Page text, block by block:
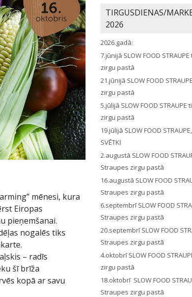
mēnesi, kura
Eiropas
pieņemšanai.
nogalēs tiks
– radīs
šī brīža
kopā ar savu
TIRGUSDIENAS/
2026
2026.gadā:
7.jūnijā SLOW FOOD
zirgu pastā
21.jūnijā SLOW FOOD
zirgu pastā
5.jūlijā SLOW FOOD
zirgu pastā
19.jūlijā SLOW FOOD
SVĒTKI
2.augustā SLOW FOOD
Straupes zirgu pastā
16.augustā SLOW FOOD
Straupes zirgu pastā
6.septembrī SLOW FOOD
Straupes zirgu pastā
20.septembrī SLOW FOOD
Straupes zirgu pastā
4.oktobrī SLOW FOOD
zirgu pastā
18.oktobrī SLOW FOOD
Straupes zirgu pastā